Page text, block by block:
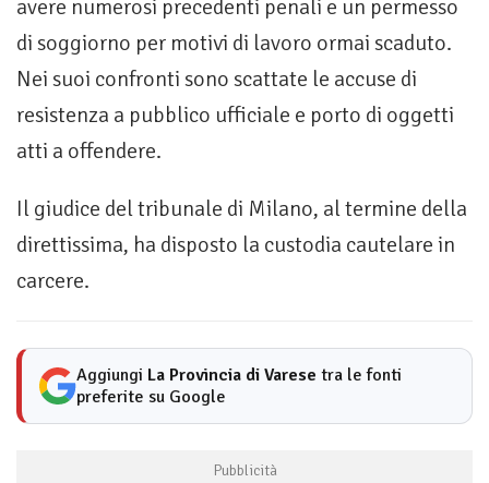
avere numerosi precedenti penali e un permesso
di soggiorno per motivi di lavoro ormai scaduto.
Nei suoi confronti sono scattate le accuse di
resistenza a pubblico ufficiale e porto di oggetti
atti a offendere.
Il giudice del tribunale di Milano, al termine della
direttissima, ha disposto la custodia cautelare in
carcere.
Aggiungi La Provincia di Varese tra le fonti
preferite su Google